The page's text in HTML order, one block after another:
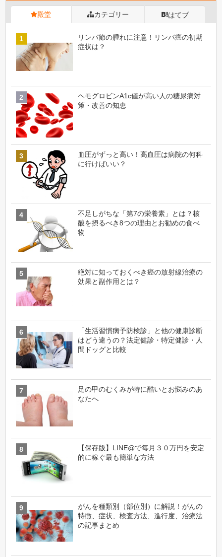
殿堂 カテゴリー はてブ
リンパ節の腫れに注意！リンパ癌の初期
症状は？
ヘモグロビンA1c値が高い人の糖尿病対
策・改善の知恵
血圧がずっと高い！高血圧は病院の何科
に行けばいい？
不足しがちな「第7の栄養素」とは？核
酸を摂るべき8つの理由とお勧めの食べ
物
絶対に知っておくべき癌の放射線治療の
効果と副作用とは？
「生活習慣病予防検診」と他の健康診断
はどう違うの？法定健診・特定健診・人
間ドッグと比較
足の甲のむくみが特に酷いとお悩みのあ
なたへ
【保存版】LINE@で毎月３０万円を安定
的に稼ぐ最も簡単な方法
がんを種類別（部位別）に解説！がんの
特徴、症状、検査方法、進行度、治療法
の記事まとめ